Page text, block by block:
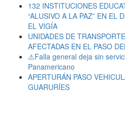
132 INSTITUCIONES
“ALUSIVO A LA PAZ” EN EL
EL VIGÍA
UNIDADES DE
AFECTADAS EN EL PASO
⚠️Falla general deja sin
Panamericano
APERTURÁN PASO
GUARURÍES